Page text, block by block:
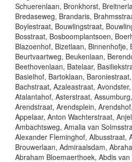
Schuerenlaan, Bronkhorst,
Bredaseweg, Brandaris,
Boylestraat, Bouwlingstraat,
Bosstraat, Bosboomplantsoen,
Blazoenhof, Bizetlaan, Binnenhofje,
Beurtvaartweg, Beukenlaan,
Beethovenlaan, Batelaar,
Basielhof, Bartoklaan,
Bachstraat, Azaleastraat,
Atalantahof, Asterstraat,
Arendstraat, Arendsplein,
Appelaar, Anton Wachterstraat,
Ambachtsweg, Amalia van
Alexander Fleminghof, Albusstraat,
Brouwerlaan, Admiraalsdam,
Abraham Bloemaerthoek, Abdis